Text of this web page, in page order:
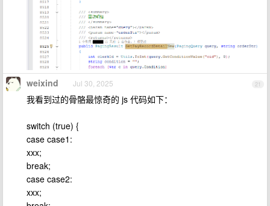
21
weixind Jul 30, 2025
我看到过的骨骼最惊奇的 js 代码如下：
switch (true) {
case case1:
xxx;
break;
case case2:
xxx;